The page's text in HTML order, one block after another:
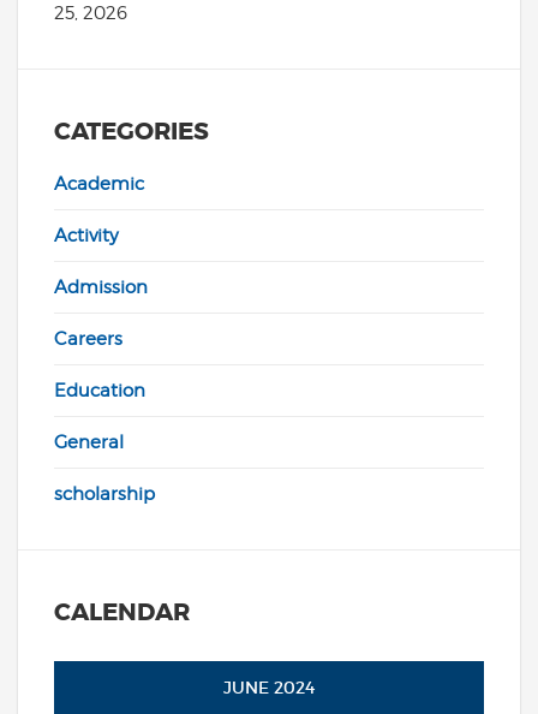
25, 2026
CATEGORIES
Academic
Activity
Admission
Careers
Education
General
scholarship
CALENDAR
JUNE 2024